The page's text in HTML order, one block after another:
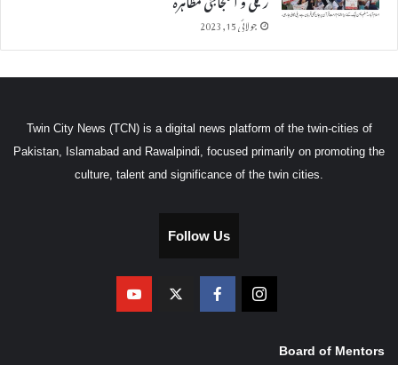
جولائی 15, 2023
Twin City News (TCN) is a digital news platform of the twin-cities of
Pakistan, Islamabad and Rawalpindi, focused primarily on promoting the
culture, talent and significance of the twin cities.
Follow Us
Board of Mentors